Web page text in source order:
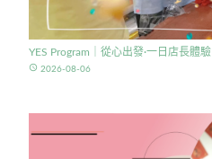
YES Program｜從心出發·一日店長體驗
access_time 2026-08-06